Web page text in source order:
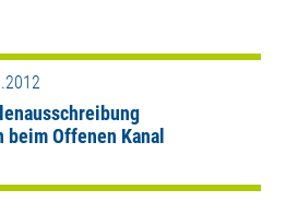
beim Offenen Kanal